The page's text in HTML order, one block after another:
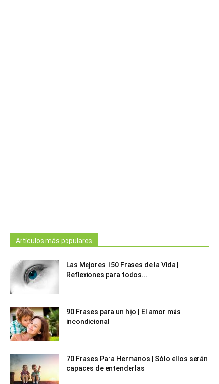
Artículos más populares
Las Mejores 150 Frases de la Vida |
Reflexiones para todos...
90 Frases para un hijo | El amor más
incondicional
70 Frases Para Hermanos | Sólo ellos serán
capaces de entenderlas